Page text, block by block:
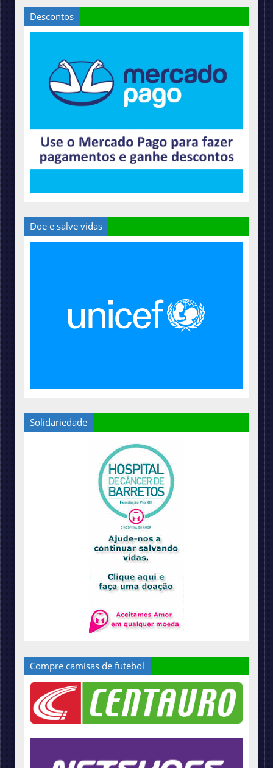
Descontos
Doe e salve vidas
Solidariedade
Compre camisas de futebol